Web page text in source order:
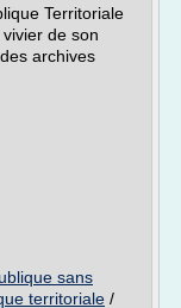
Territoriale
de son
archives
sans
territoriale /